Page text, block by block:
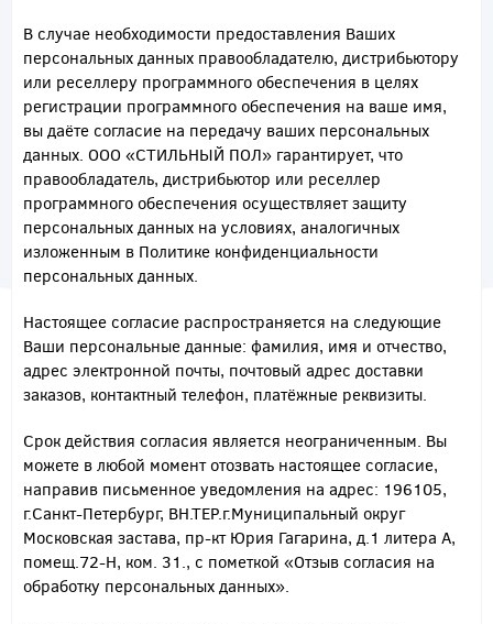
В случае необходимости предоставления Ваших
персональных данных правообладателю, дистрибьютору
или реселлеру программного обеспечения в целях
регистрации программного обеспечения на ваше имя,
вы даёте согласие на передачу ваших персональных
данных. ООО «СТИЛЬНЫЙ ПОЛ» гарантирует, что
правообладатель, дистрибьютор или реселлер
программного обеспечения осуществляет защиту
персональных данных на условиях, аналогичных
изложенным в Политике конфиденциальности
персональных данных.
Настоящее согласие распространяется на следующие
Ваши персональные данные: фамилия, имя и отчество,
адрес электронной почты, почтовый адрес доставки
заказов, контактный телефон, платёжные реквизиты.
Срок действия согласия является неограниченным. Вы
можете в любой момент отозвать настоящее согласие,
направив письменное уведомления на адрес: 196105,
г.Санкт-Петербург, ВН.ТЕР.г.Муниципальный округ
Московская застава, пр-кт Юрия Гагарина, д.1 литера А,
помещ.72-Н, ком. 31., с пометкой «Отзыв согласия на
обработку персональных данных».